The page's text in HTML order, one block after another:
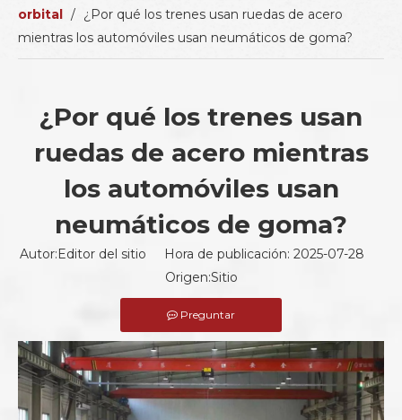
orbital / ¿Por qué los trenes usan ruedas de acero
mientras los automóviles usan neumáticos de goma?
¿Por qué los trenes usan
ruedas de acero mientras
los automóviles usan
neumáticos de goma?
Autor:Editor del sitio Hora de publicación: 2025-07-28
Origen:Sitio
Preguntar